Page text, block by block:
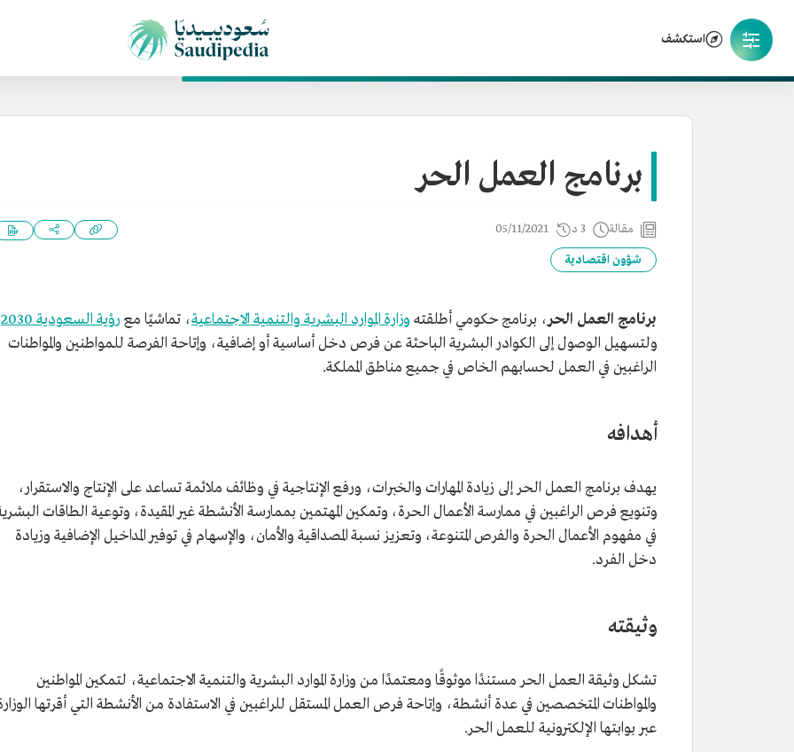
استكشف
برنامج العمل الحر
مقالة 3 د 05/11/2021
شؤون اقتصادية
برنامج العمل الحر، برنامج حكومي أطلقته وزارة الموارد البشرية والتنمية الاجتماعية، تماشيًا مع رؤية السعودية 2030
ولتسهيل الوصول إلى الكوادر البشرية الباحثة عن فرص دخل أساسية أو إضافية، وإتاحة الفرصة للمواطنين والمواطنات
الراغبين في العمل لحسابهم الخاص في جميع مناطق المملكة.
أهدافه
يهدف برنامج العمل الحر إلى زيادة المهارات والخبرات، ورفع الإنتاجية في وظائف ملائمة تساعد على الإنتاج والاستقرار،
وتنويع فرص الراغبين في ممارسة الأعمال الحرة، وتمكين المهتمين بممارسة الأنشطة غير المقيدة، وتوعية الطاقات
في مفهوم الأعمال الحرة والفرص المتنوعة، وتعزيز نسبة المصداقية والأمان، والإسهام في توفير المداخيل الإضافية وزيادة
دخل الفرد.
وثيقته
تشكل وثيقة العمل الحر مستندًا موثوقًا ومعتمدًا من وزارة الموارد البشرية والتنمية الاجتماعية، لتمكين المواطنين
والمواطنات المتخصصين في عدة أنشطة، وإتاحة فرص العمل المستقل للراغبين في الاستفادة من الأنشطة التي أقرتها
عبر بوابتها الإلكترونية للعمل الحر.